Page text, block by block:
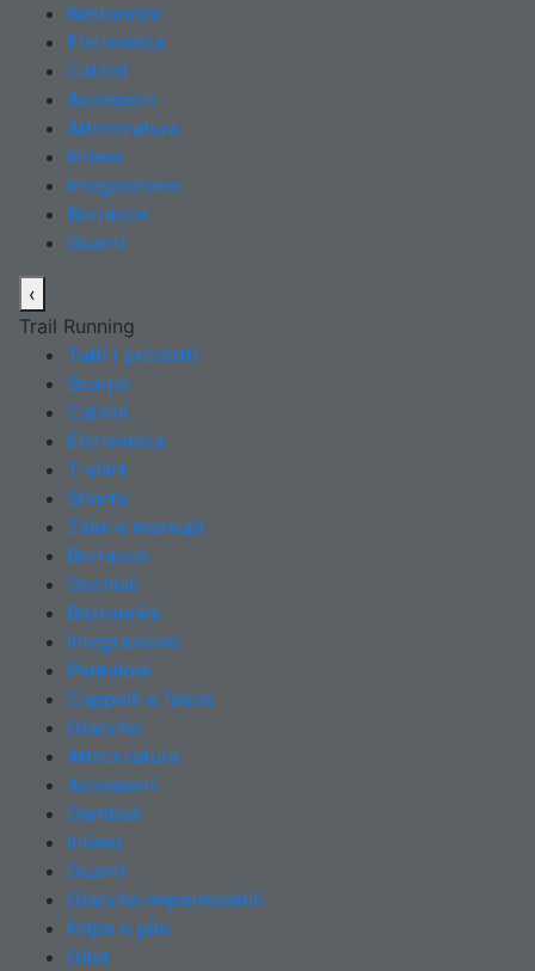
Bastoncini
Elettronica
Calzini
Accessori
Attrezzatura
Intimo
Integrazione
Borracce
Guanti
‹
Trail Running
Tutti i prodotti
Scarpe
Calzini
Elettronica
T-shirt
Shorts
Zaini e marsupi
Borracce
Occhiali
Bastoncini
Integrazione
Pantaloni
Cappelli e fasce
Giacche
Attrezzatura
Accessori
Gambali
Intimo
Guanti
Giacche impermeabili
Felpe e pile
Gilet